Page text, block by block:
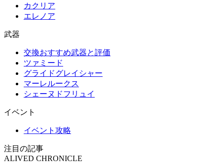
カクリア
エレノア
武器
交換おすすめ武器と評価
ツァミード
グライドグレイシャー
マーレルークス
シェーヌドフリュイ
イベント
イベント攻略
注目の記事
ALIVED CHRONICLE